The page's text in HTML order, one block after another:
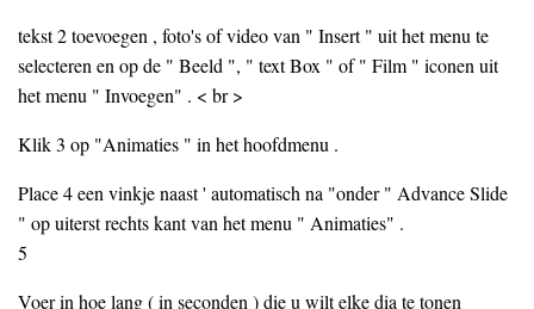
tekst 2 toevoegen , foto's of video van " Insert " uit het menu te
selecteren en op de " Beeld ", " text Box " of " Film " iconen uit
het menu " Invoegen" . < br >
Klik 3 op "Animaties " in het hoofdmenu .
Place 4 een vinkje naast ' automatisch na "onder " Advance Slide
" op uiterst rechts kant van het menu " Animaties" .
5
Voer in hoe lang ( in seconden ) die u wilt elke dia te tonen